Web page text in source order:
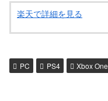
楽天で詳細を見る
PC PS4 Xbox One